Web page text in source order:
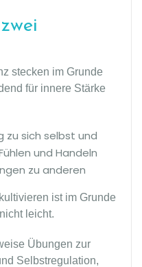
stecken im Grunde
für innere Stärke
zu sich selbst und
und Handeln
zu anderen
ist im Grunde
leicht.
Übungen zur
Selbstregulation,